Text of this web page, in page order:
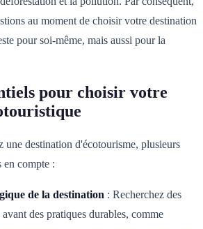
au moment de choisir votre destination
pour soi-même, mais aussi pour la
pour choisir votre
une destination d'écotourisme, plusieurs
en compte :
de la destination : Recherchez des
des pratiques durables, comme